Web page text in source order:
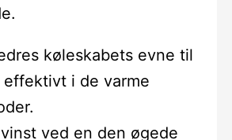
køleskabets evne til
effektivt i de varme
ved en den øgede